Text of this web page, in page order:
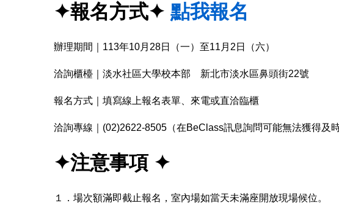
✦報名方式✦ 點我報名
辦理期間｜113年10月28日（一）至11月2日（六）
洽詢櫃檯｜淡水社區大學校本部 新北市淡水區鼻頭街22號
報名方式｜填寫線上報名表單、來電或直洽臨櫃
洽詢專線｜(02)2622-8505（在BeClass訊息詢問可能無法獲得及時
✦注意事項 ✦
１．場次額滿即截止報名，室內場如當天未滿座開放現場候位。